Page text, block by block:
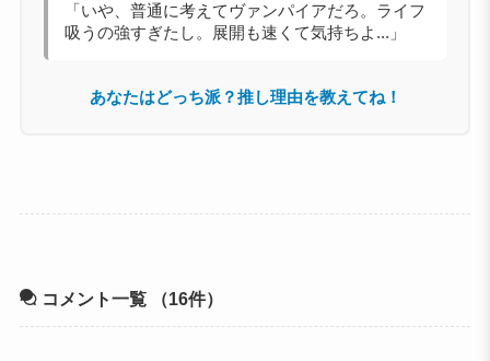
「いや、普通に考えてヴァンパイアだろ。ライフ
吸うの強すぎたし。展開も速くて気持ちよ...」
あなたはどっち派？推し理由を教えてね！
コメント一覧 （16件）